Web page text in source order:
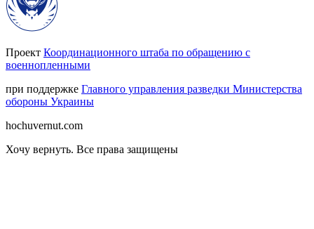
Проект Координационного штаба по обращению с
военнопленными
при поддержке Главного управления разведки Министерства
обороны Украины
hochuvernut.com
Хочу вернуть. Все права защищены